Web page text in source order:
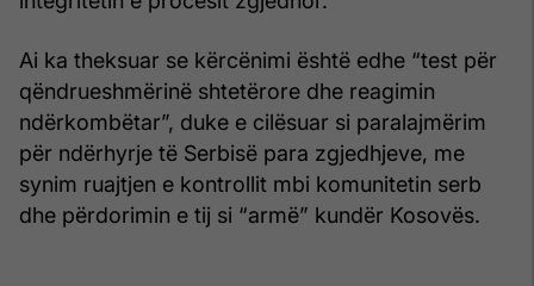
Ai ka theksuar se kërcënimi është edhe “test për
qëndrueshmërinë shtetërore dhe reagimin
ndërkombëtar”, duke e cilësuar si paralajmërim
për ndërhyrje të Serbisë para zgjedhjeve, me
synim ruajtjen e kontrollit mbi komunitetin serb
dhe përdorimin e tij si “armë” kundër Kosovës.